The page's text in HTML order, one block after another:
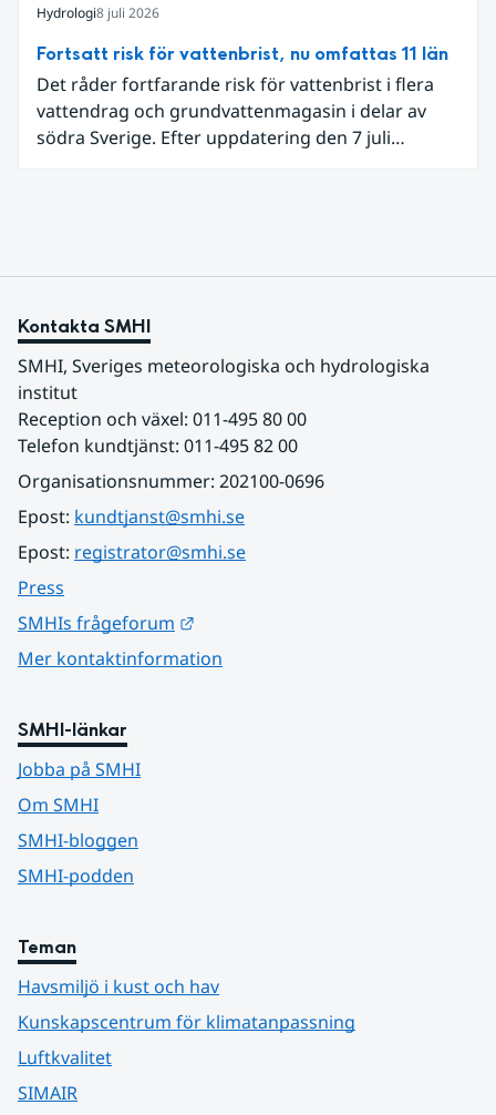
begränsar oss till Västeuropa var det den allra
varmaste juni. Detta betingades till stor del av en
extrem hetta i slutet av månaden. Världshavens
ytvattentemperaturer var den högsta som
uppmätts för en juni månad, vilket ligger i fas med
en framväxande El Niño i Stilla havet.
Hydrologi8 juli 2026
Fortsatt risk för vattenbrist, nu omfattas 11 län
Det råder fortfarande risk för vattenbrist i flera
vattendrag och grundvattenmagasin i delar av
södra Sverige. Efter uppdatering den 7 juli
vakthavande hydrolog på SMHI.
Kontakta SMHI
SMHI, Sveriges meteorologiska och hydrologiska
institut
Reception och växel: 011-495 80 00
Telefon kundtjänst: 011-495 82 00
Organisationsnummer: 202100-0696
Epost: kundtjanst@smhi.se
Epost: registrator@smhi.se
Press
SMHIs frågeforum
Mer kontaktinformation
SMHI-länkar
Jobba på SMHI
Om SMHI
SMHI-bloggen
SMHI-podden
Teman
Havsmiljö i kust och hav
Kunskapscentrum för klimatanpassning
Luftkvalitet
SIMAIR